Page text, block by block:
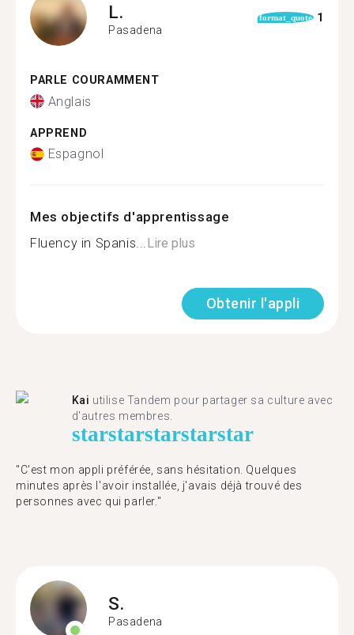
L.
Pasadena
format_quote 1
PARLE COURAMMENT
Anglais
APPREND
Espagnol
Mes objectifs d'apprentissage
Fluency in Spanis...Lire plus
Obtenir l'appli
Kai utilise Tandem pour partager sa culture avec
d'autres membres.
starstarstarstarstar
"C'est mon appli préférée, sans hésitation. Quelques
minutes après l'avoir installée, j'avais déjà trouvé des
personnes avec qui parler."
S.
Pasadena